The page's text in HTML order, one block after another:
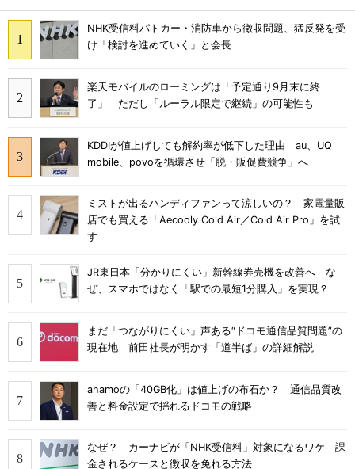
NHK受信料パトカー・消防車から徴収問題、猛反発を受
け「検討を進めていく」と会長
楽天モバイルのローミングは「予定通り9月末に終
了」 ただし「ルーラル限定で継続」の可能性も
KDDIが値上げしても解約率が低下した理由 au、UQ
mobile、povoを循環させ「脱・販促費競争」へ
ミストが出るハンディファンって涼しいの？ 家電量販
店でも買える「Aecooly Cold Air／Cold Air Pro」を試
す
JR東日本「分かりにくい」新幹線券売機を改善へ な
ぜ、スマホではなく「駅での最短1分購入」を実現？
まだ「つながりにくい」声ある“ドコモ通信品質問題”の
現在地 前田社長が明かす「道半ば」の詳細解説
ahamoの「40GB化」は値上げの布石か？ 通信品質改
善と料金設定で揺れるドコモの戦略
なぜ？ カーナビが「NHK受信料」対象になるワケ 課
金されるケースと徴収を免れる方法